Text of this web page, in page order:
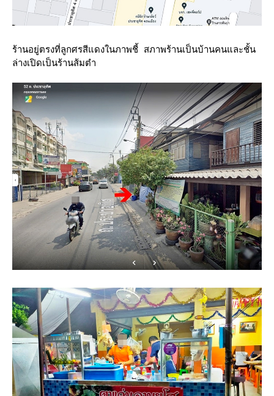
ร้านอยู่ตรงที่ลูกศรสีแดงในภาพชี้ สภาพร้านเป็นบ้านคนและชั้น
ล่างเปิดเป็นร้านส้มตำ